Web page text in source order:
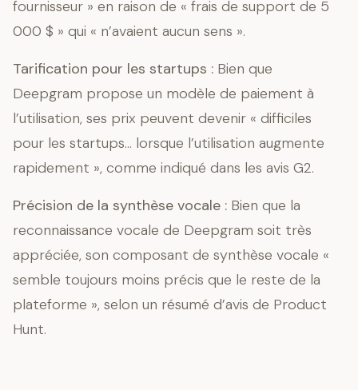
fournisseur » en raison de « frais de support de 5
000 $ » qui « n’avaient aucun sens ».
Tarification pour les startups : Bien que
Deepgram propose un modèle de paiement à
l’utilisation, ses prix peuvent devenir « difficiles
pour les startups… lorsque l’utilisation augmente
rapidement », comme indiqué dans les avis G2.
Précision de la synthèse vocale : Bien que la
reconnaissance vocale de Deepgram soit très
appréciée, son composant de synthèse vocale «
semble toujours moins précis que le reste de la
plateforme », selon un résumé d’avis de Product
Hunt.